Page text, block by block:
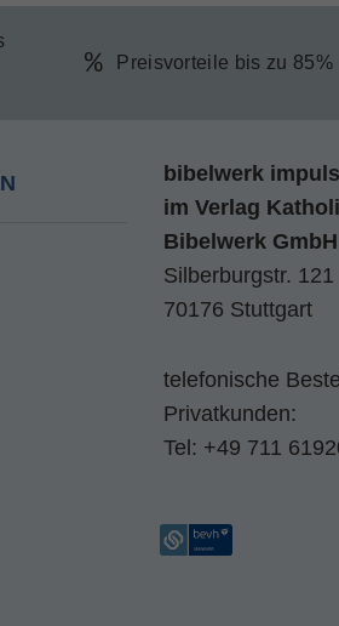
Preisvorteile bis zu 85%
bibelwerk impuls
im Verlag
Bibelwerk GmbH
Silberburgstr. 121
70176 Stuttgart
telefonische
Privatkunden:
Tel: +49 711